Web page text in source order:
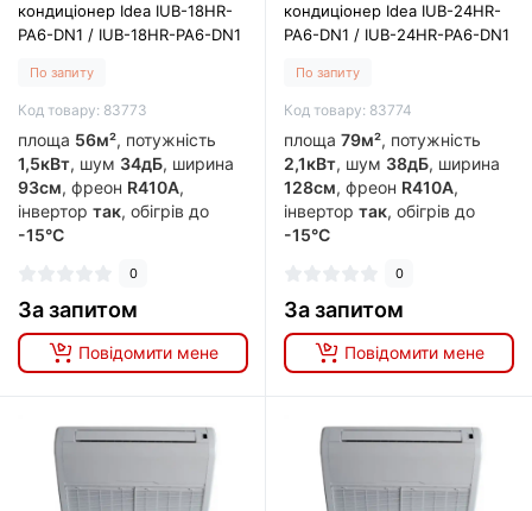
кондиціонер Idea IUB-18HR-
PA6-DN1 / IUB-18HR-PA6-DN1
По запиту
Код товару: 83773
площа 56м², потужність
1,5кВт, шум 34дБ, ширина
93см, фреон R410A,
інвертор так, обігрів до
-15°C
0
За запитом
Повідомити мене
кондиціонер Idea IUB-24HR-
PA6-DN1 / IUB-24HR-PA6-DN1
По запиту
Код товару: 83774
площа 79м², потужність
2,1кВт, шум 38дБ, ширина
128см, фреон R410A,
інвертор так, обігрів до
-15°C
0
За запитом
Повідомити мене